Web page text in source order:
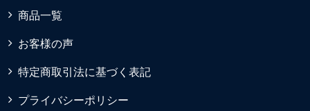
商品一覧
お客様の声
特定商取引法に基づく表記
プライバシーポリシー